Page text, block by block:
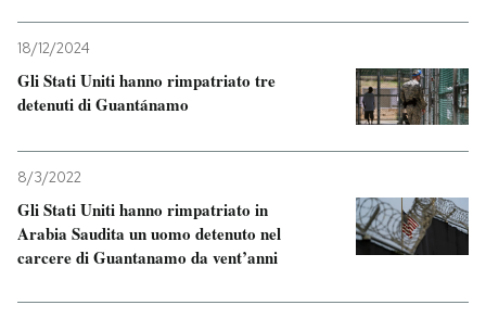
18/12/2024
Gli Stati Uniti hanno rimpatriato tre
detenuti di Guantánamo
8/3/2022
Gli Stati Uniti hanno rimpatriato in
Arabia Saudita un uomo detenuto nel
carcere di Guantanamo da vent’anni